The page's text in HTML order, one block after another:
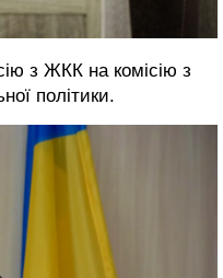
з ЖКК на комісію з
політики.